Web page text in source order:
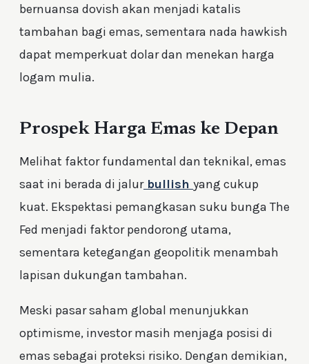
bernuansa dovish akan menjadi katalis
tambahan bagi emas, sementara nada hawkish
dapat memperkuat dolar dan menekan harga
logam mulia.
Prospek Harga Emas ke Depan
Melihat faktor fundamental dan teknikal, emas
saat ini berada di jalurbullish yang cukup
kuat. Ekspektasi pemangkasan suku bunga The
Fed menjadi faktor pendorong utama,
sementara ketegangan geopolitik menambah
lapisan dukungan tambahan.
Meski pasar saham global menunjukkan
optimisme, investor masih menjaga posisi di
emas sebagai proteksi risiko. Dengan demikian,